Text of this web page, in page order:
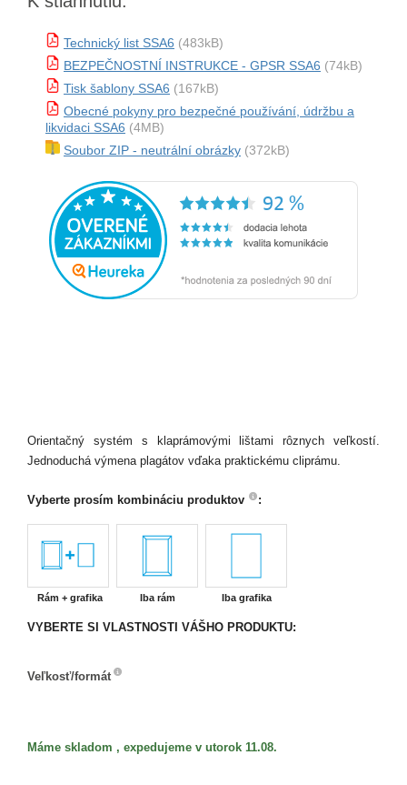
Technický list SSA6 (483kB)
BEZPEČNOSTNÍ INSTRUKCE - GPSR SSA6 (74kB)
Tisk šablony SSA6 (167kB)
Obecné pokyny pro bezpečné používání, údržbu a
likvidaci SSA6 (4MB)
Soubor ZIP - neutrální obrázky (372kB)
Orientačný systém s klaprámovými lištami rôznych veľkostí.
Jednoduchá výmena plagátov vďaka praktickému cliprámu.
Vyberte prosím kombináciu produktov :
Rám + grafika Iba rám Iba grafika
VYBERTE SI VLASTNOSTI VÁŠHO PRODUKTU:
Veľkosť/formát
Máme skladom , expedujeme v utorok 11.08.